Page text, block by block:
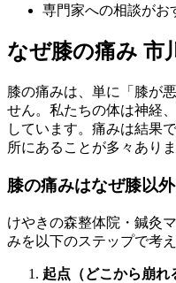
専門家への相談がお
なぜ膝の痛み 市
膝の痛みは、単に「膝が
せん。私たちの体は神経
しています。痛みは結果
所にあることが多々ありま
膝の痛みはなぜ膝以
けやきの森整体院・鍼灸
みを以下のステップで考え
起点（どこから崩れ